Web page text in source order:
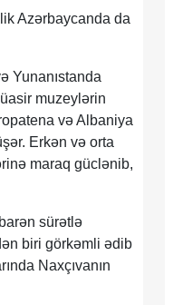
Azərbaycanda da
Yunanıstanda
muzeylərin
və Albaniya
Erkən və orta
maraq güclənib,
sürətlə
biri görkəmli ədib
Naxçıvanın